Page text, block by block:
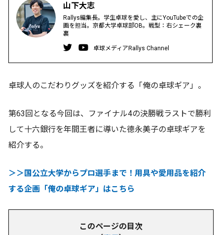
山下大志
Rallys編集長。学生卓球を愛し、主にYouTubeでの企
画を担当。京都大学卓球部OB。戦型：右シェーク裏
裏
卓球メディアRallys Channel
卓球人のこだわりグッズを紹介する「俺の卓球ギア」。
第63回となる今回は、ファイナル4の決勝戦ラストで勝利
して十六銀行を年間王者に導いた德永美子の卓球ギアを
紹介する。
＞＞国公立大学からプロ選手まで！用具や愛用品を紹介
する企画「俺の卓球ギア」はこちら
このページの目次